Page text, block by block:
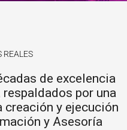
REALES
de excelencia
por una
creación y ejecución
y Asesoría